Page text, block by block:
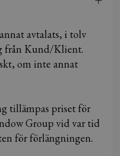
avtalats, i tolv
från Kund/Klient.
om inte annat
tillämpas priset för
Group vid var tid
för förlängningen.